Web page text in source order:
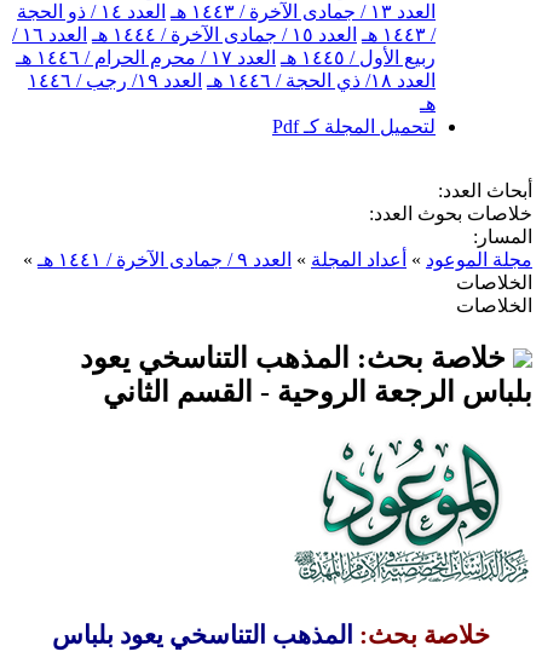
العدد ١٣ / جمادى الآخرة / ١٤٤٣ هـ
العدد ١٤ / ذو الحجة
/ ١٤٤٣ هـ
العدد ١٥ / جمادى الآخرة / ١٤٤٤ هـ
العدد ١٦ /
ربيع الأول / ١٤٤٥ هـ
العدد ١٧ / محرم الحرام / ١٤٤٦ هـ
العدد ١٨/ ذي الحجة / ١٤٤٦ هـ
العدد ١٩/ رجب / ١٤٤٦
هـ
لتحميل المجلة كـ Pdf
أبحاث العدد:
خلاصات بحوث العدد:
المسار:
مجلة الموعود » أعداد المجلة » العدد ٩ / جمادى الآخرة / ١٤٤١ هـ
»
الخلاصات
الخلاصات
خلاصة بحث: المذهب التناسخي يعود
بلباس الرجعة الروحية - القسم الثاني
خلاصة بحث: المذهب التناسخي يعود بلباس